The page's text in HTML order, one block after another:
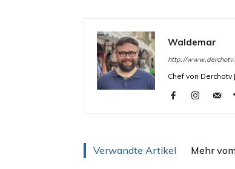
Waldemar
http://
Chef von
Verwandte Artikel Mehr